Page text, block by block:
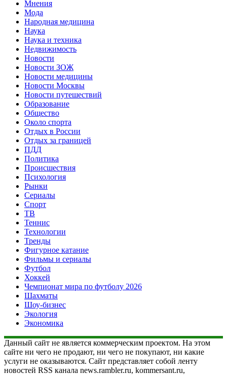
Мнения
Мода
Народная медицина
Наука
Наука и техника
Недвижимость
Новости
Новости ЗОЖ
Новости медицины
Новости Москвы
Новости путешествий
Образование
Общество
Около спорта
Отдых в России
Отдых за границей
ПДД
Политика
Происшествия
Психология
Рынки
Сериалы
Спорт
ТВ
Теннис
Технологии
Тренды
Фигурное катание
Фильмы и сериалы
Футбол
Хоккей
Чемпионат мира по футболу 2026
Шахматы
Шоу-бизнес
Экология
Экономика
Данный сайт не является коммерческим проектом. На этом
сайте ни чего не продают, ни чего не покупают, ни какие
услуги не оказываются. Сайт представляет собой ленту
новостей RSS канала news.rambler.ru, kommersant.ru,